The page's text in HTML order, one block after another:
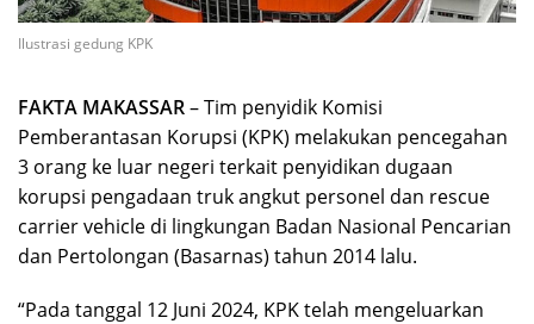
Ilustrasi gedung KPK
FAKTA MAKASSAR– Tim penyidik Komisi
Pemberantasan Korupsi (KPK) melakukan pencegahan
3 orang ke luar negeri terkait penyidikan dugaan
korupsi pengadaan truk angkut personel dan rescue
carrier vehicle di lingkungan Badan Nasional Pencarian
dan Pertolongan (Basarnas) tahun 2014 lalu.
“Pada tanggal 12 Juni 2024, KPK telah mengeluarkan